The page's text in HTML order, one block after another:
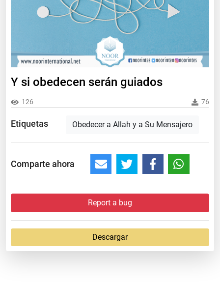
Y si obedecen serán guiados
126 76
Etiquetas Obedecer a Allah y a Su Mensajero
Comparte ahora
Report a bug
Descargar